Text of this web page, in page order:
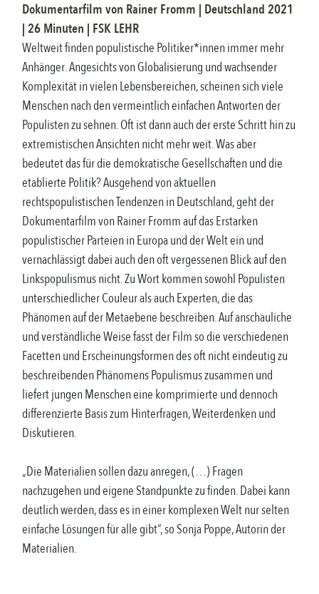
Dokumentarfilm von Rainer Fromm | Deutschland 2021
|26 Minuten | FSK LEHR
Weltweit finden populistische Politiker*innen immer mehr
Anhänger. Angesichts von Globalisierung und wachsender
Komplexität in vielen Lebensbereichen, scheinen sich viele
Menschen nach den vermeintlich einfachen Antworten der
Populisten zu sehnen. Oft ist dann auch der erste Schritt hin zu
extremistischen Ansichten nicht mehr weit. Was aber
bedeutet das für die demokratische Gesellschaften und die
etablierte Politik? Ausgehend von aktuellen
rechtspopulistischen Tendenzen in Deutschland, geht der
Dokumentarfilm von Rainer Fromm auf das Erstarken
populistischer Parteien in Europa und der Welt ein und
vernachlässigt dabei auch den oft vergessenen Blick auf den
Linkspopulismus nicht. Zu Wort kommen sowohl Populisten
unterschiedlicher Couleur als auch Experten, die das
Phänomen auf der Metaebene beschreiben. Auf anschauliche
und verständliche Weise fasst der Film so die verschiedenen
Facetten und Erscheinungsformen des oft nicht eindeutig zu
beschreibenden Phänomens Populismus zusammen und
liefert jungen Menschen eine komprimierte und dennoch
differenzierte Basis zum Hinterfragen, Weiterdenken und
Diskutieren.
„Die Materialien sollen dazu anregen, (…) Fragen
nachzugehen und eigene Standpunkte zu finden. Dabei kann
deutlich werden, dass es in einer komplexen Welt nur selten
einfache Lösungen für alle gibt“, so Sonja Poppe, Autorin der
Materialien.